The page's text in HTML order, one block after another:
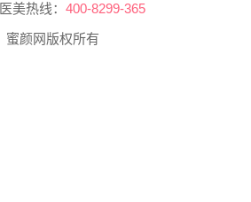
美热线： 400-8299-365
蜜颜网版权所有